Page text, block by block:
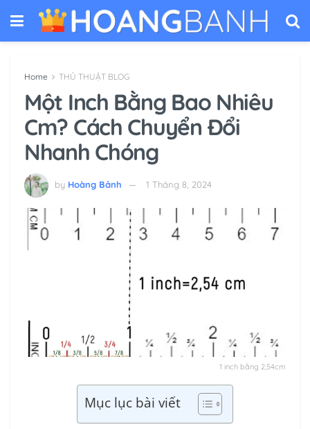
Home THỦ THUẬT BLOG
Một Inch Bằng Bao Nhiêu
Cm? Cách Chuyển Đổi
Nhanh Chóng
by Hoàng Bảnh 1 Tháng 8, 2024
1 inch bằng 2,54cm
Mục lục bài viết